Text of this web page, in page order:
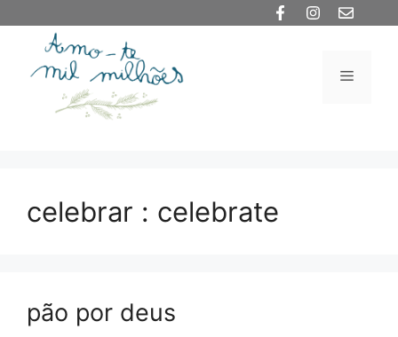
conteúdo
Menu
celebrar : celebrate
pão por deus